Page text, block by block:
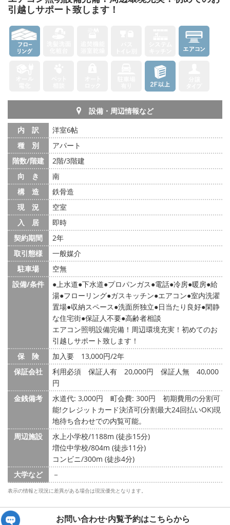
引越しサポート致します！
設備・周辺情報など
内 訳
洋室6帖
種 別
アパート
階数/階建
2階/3階建
向 き
南
構 造
鉄骨造
現 況
空室
入 居
即時
契約期間
2年
取引態様
一般媒介
駐車場
空無
設備/条件
上水道 下水道 プロパンガス 電話 冷房 暖房 給
湯 フローリング ガスキッチン エアコン 室内洗濯
置場 収納スペース 洗面所独立 日当たり良好 閑静
な住宅街 保証人不要 高齢者相談
エアコン照明設備完備！周辺環境充実！初めてのお
引越しサポート致します！
保 険
加入要 13,000円/2年
保証会社
利用必須 保証人有 20,000円 保証人無 40,000
円
金銭備考
水道代: 3,000円 町会費: 300円
初期費用の分割可
能!クレジットカード決済可(分割最大24回払いOK)現
地待ち合わせでの内覧可能。
周辺施設
水上小学校/1188m (徒歩15分)
増位中学校/804m (徒歩11分)
コンビニ/300m (徒歩4分)
大学など
－
表示の情報と現況に差異がある場合は現況優先となります。
お問い合わせ·内覧予約はこちらから